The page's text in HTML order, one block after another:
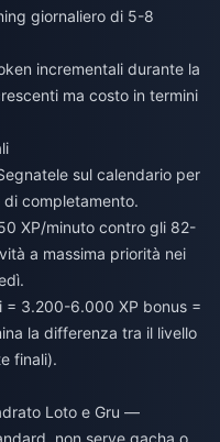
giornaliero di 5-8
incrementali durante la
ma costo in termini
sul calendario per
completamento.
XP/minuto contro gli 82-
a massima priorità nei
= 3.200-6.000 XP bonus =
la differenza tra il livello
finali).
Loto e Gru —
non serve gacha o